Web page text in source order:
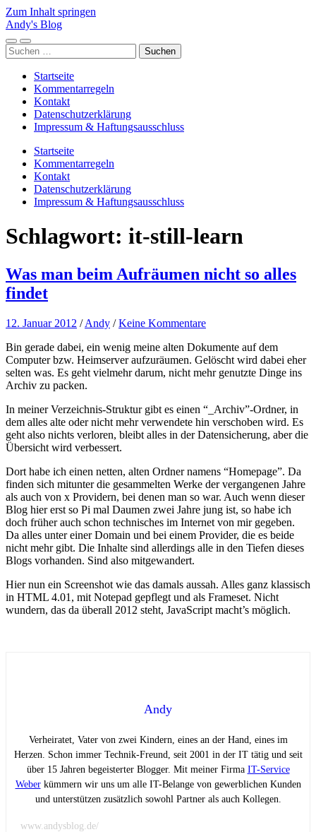
Zum Inhalt springen
Andy's Blog
Mobile-
Menü
Suchfeld
ein-/ausblenden
Suchen
nach:
Startseite
Kommentarregeln
Kontakt
Datenschutzerklärung
Impressum & Haftungsausschluss
Startseite
Kommentarregeln
Kontakt
Datenschutzerklärung
Impressum & Haftungsausschluss
Schlagwort: it-still-learn
Was man beim Aufräumen nicht so alles
findet
12. Januar 2012 /Andy /Keine Kommentare
Bin gerade dabei, ein wenig meine alten Dokumente auf dem
Computer bzw. Heimserver aufzuräumen. Gelöscht wird dabei eher
selten was. Es geht vielmehr darum, nicht mehr genutzte Dinge ins
Archiv zu packen.
In meiner Verzeichnis-Struktur gibt es einen “_Archiv”-Ordner, in
dem alles alte oder nicht mehr verwendete hin verschoben wird. Es
geht also nichts verloren, bleibt alles in der Datensicherung, aber die
Übersicht wird verbessert.
Dort habe ich einen netten, alten Ordner namens “Homepage”. Da
finden sich mitunter die gesammelten Werke der vergangenen Jahre
als auch von x Providern, bei denen man so war. Auch wenn dieser
Blog hier erst so Pi mal Daumen zwei Jahre jung ist, so habe ich
doch früher auch schon technisches im Internet von mir gegeben.
Da alles unter einer Domain und bei einem Provider, die es beide
nicht mehr gibt. Die Inhalte sind allerdings alle in den Tiefen dieses
Blogs vorhanden. Sind also mitgewandert.
Hier nun ein Screenshot wie das damals aussah. Alles ganz klassisch
in HTML 4.01, mit Notepad gepflegt und als Frameset. Nicht
wundern, das da überall 2012 steht, JavaScript macht’s möglich.
Andy
Verheiratet, Vater von zwei Kindern, eines an der Hand, eines im
Herzen. Schon immer Technik-Freund, seit 2001 in der IT tätig und seit
über 15 Jahren begeisterter Blogger. Mit meiner Firma IT-Service
Weberkümmern wir uns um alle IT-Belange von gewerblichen Kunden
und unterstützen zusätzlich sowohl Partner als auch Kollegen.
www.andysblog.de/